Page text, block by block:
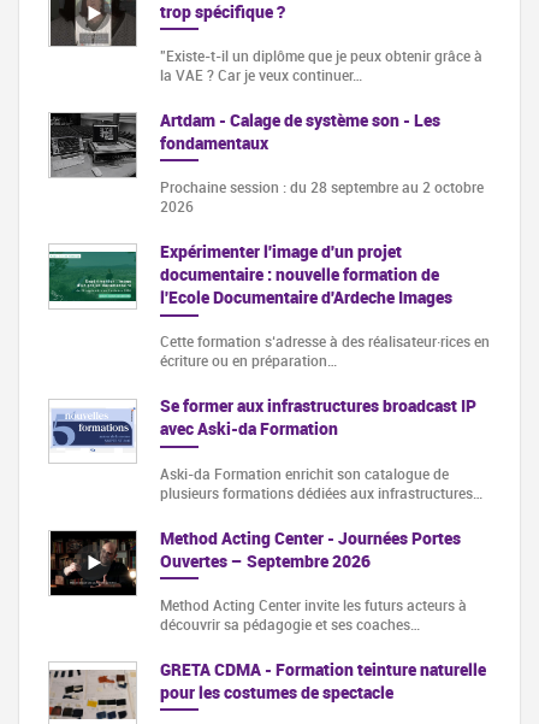
trop spécifique ?
"Existe-t-il un diplôme que je peux obtenir grâce à
la VAE ? Car je veux continuer…
Artdam - Calage de système son - Les
fondamentaux
Prochaine session : du 28 septembre au 2 octobre
2026
Expérimenter l'image d'un projet
documentaire : nouvelle formation de
l'Ecole Documentaire d'Ardeche Images
Cette formation s‘adresse à des réalisateur·rices en
écriture ou en préparation…
Se former aux infrastructures broadcast IP
avec Aski-da Formation
Aski-da Formation enrichit son catalogue de
plusieurs formations dédiées aux infrastructures…
Method Acting Center - Journées Portes
Ouvertes – Septembre 2026
Method Acting Center invite les futurs acteurs à
découvrir sa pédagogie et ses coaches…
GRETA CDMA - Formation teinture naturelle
pour les costumes de spectacle